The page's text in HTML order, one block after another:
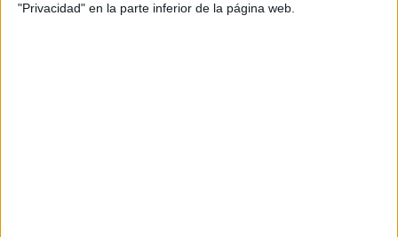
"Privacidad" en la parte inferior de la página web.
El productor de esta película, Joe Roth